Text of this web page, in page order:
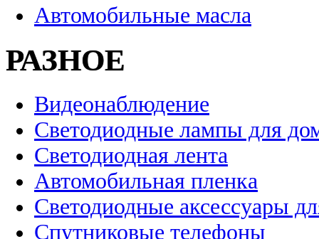
Автомобильные масла
РАЗНОЕ
Видеонаблюдение
Светодиодные лампы для
Светодиодная лента
Автомобильная пленка
Светодиодные аксессуары
Спутниковые телефоны